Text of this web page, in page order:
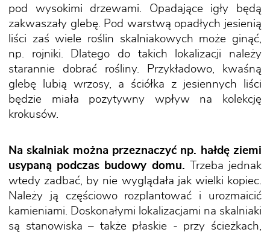
pod wysokimi drzewami. Opadające igły będą
zakwaszały glebę. Pod warstwą opadłych jesienią
liści zaś wiele roślin skalniakowych może ginąć,
np. rojniki. Dlatego do takich lokalizacji należy
starannie dobrać rośliny. Przykładowo, kwaśną
glebę lubią wrzosy, a ściółka z jesiennych liści
będzie miała pozytywny wpływ na kolekcję
krokusów.
Na skalniak można przeznaczyć np. hałdę ziemi
usypaną podczas budowy domu. Trzeba jednak
wtedy zadbać, by nie wyglądała jak wielki kopiec.
Należy ją częściowo rozplantować i urozmaicić
kamieniami. Doskonałymi lokalizacjami na skalniaki
są stanowiska – także płaskie - przy ścieżkach,